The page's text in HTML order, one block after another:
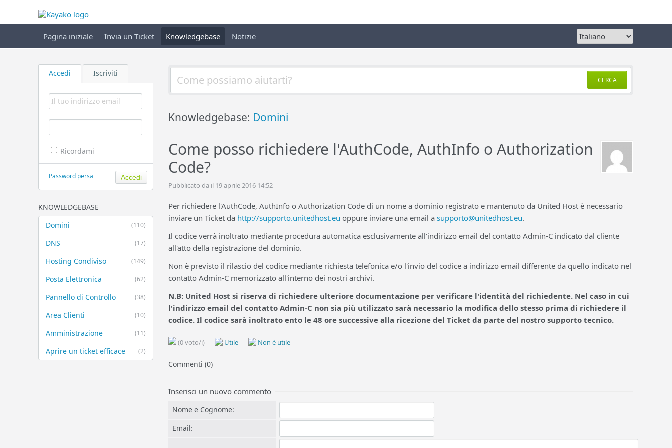
Pagina iniziale Invia un Ticket Knowledgebase Notizie
Accedi Iscriviti
Ricordami
Password persa
KNOWLEDGEBASE
(110)
Domini
(17)
DNS
(149)
Hosting Condiviso
(62)
Posta Elettronica
(38)
Pannello di Controllo
(10)
Area Clienti
(11)
Amministrazione
(2)
Aprire un ticket efficace
CERCA
Knowledgebase: Domini
Come posso richiedere l'AuthCode, AuthInfo o Authorization
Code?
Pubblicato da il 19 aprile 2016 14:52
Per richiedere l'AuthCode, AuthInfo o Authorization Code di un nome a dominio registrato e mantenuto da United Host è necessario
inviare un Ticket da http://supporto.unitedhost.eu oppure inviare una email a supporto@unitedhost.eu.
Il codice verrà inoltrato mediante procedura automatica esclusivamente all'indirizzo email del contatto Admin-C indicato dal cliente
all'atto della registrazione del dominio.
Non è previsto il rilascio del codice mediante richiesta telefonica e/o l'invio del codice a indirizzo email differente da quello indicato nel
contatto Admin-C memorizzato all'interno dei nostri archivi.
N.B: United Host si riserva di richiedere ulteriore documentazione per verificare l'identità del richiedente. Nel caso in cui
l'indirizzo email del contatto Admin-C non sia più utilizzato sarà necessario la modifica dello stesso prima di richiedere il
codice. Il codice sarà inoltrato ento le 48 ore successive alla ricezione del Ticket da parte del nostro supporto tecnico.
(0 voto/i) Utile Non è utile
Commenti (0)
Inserisci un nuovo commento
Nome e Cognome:
Email: